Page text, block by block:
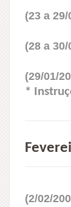
(23 a
(28 a
(29/01/
*
(2/02/